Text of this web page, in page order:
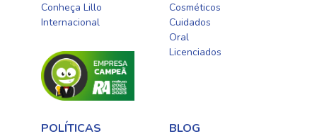
Conheça Lillo
Internacional
Cosméticos
Cuidados
Oral​
Licenciados​
POLÍTICAS BLOG